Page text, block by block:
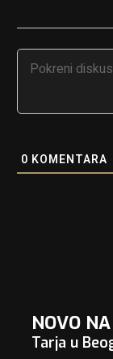
0 KOMENTARA
NOVO
Tarja u